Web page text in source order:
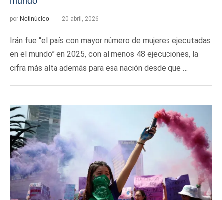
por Notinúcleo 20 abril, 2026
Irán fue “el país con mayor número de mujeres ejecutadas
en el mundo” en 2025, con al menos 48 ejecuciones, la
cifra más alta además para esa nación desde que …